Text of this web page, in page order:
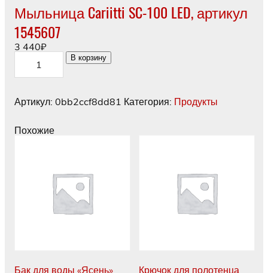
Мыльница Cariitti SC-100 LED, артикул
1545607
3 440₽
Количество
товара
Мыльница
100
1545607
В корзину
Артикул: 0bb2ccf8dd81 Категория: Продукты
Похожие
Бак для воды «Ясень»
Крючок для полотенца